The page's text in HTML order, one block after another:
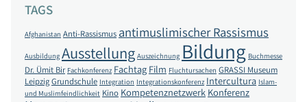
TAGS
Afghanistan Anti-Rassismus antimuslimischer Rassismus
Ausbildung Ausstellung Auszeichnung Bildung Buchmesse
Dr. Ümit Bir Fachkonferenz Fachtag Film Fluchtursachen GRASSI Museum
LeipzigGrundschule Integration Integrationskonferenz Intercultura Islam-
und Muslimfeindlichkeit Kino Kompetenznetzwerk Konferenz